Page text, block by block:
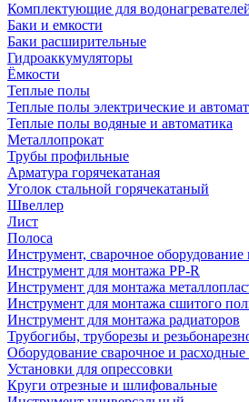
Комплектующие для
Баки и емкости
Баки расширительные
Гидроаккумуляторы
Ёмкости
Теплые полы
Теплые полы электрические и
Теплые полы водяные и автоматика
Металлопрокат
Трубы профильные
Арматура горячекатаная
Уголок стальной горячекатаный
Швеллер
Лист
Полоса
Инструмент, сварочное
Инструмент для монтажа PP-R
Инструмент для монтажа
Инструмент для монтажа сшитого
Инструмент для монтажа радиаторов
Трубогибы, труборезы и
Оборудование сварочное и
Установки для опрессовки
Круги отрезные и шлифовальные